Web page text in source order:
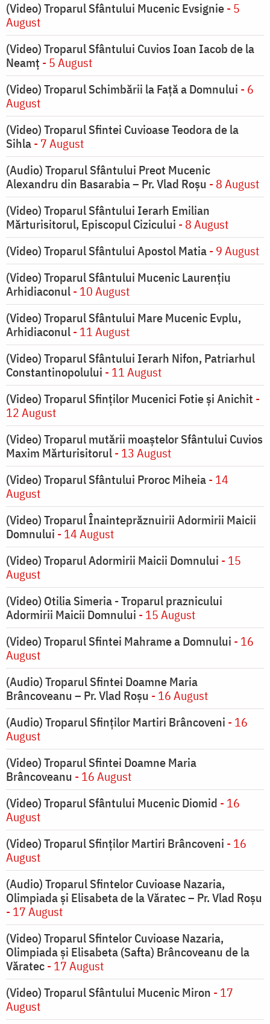
(Video) Troparul Sfântului Mucenic Evsignie- 5
August
(Video) Troparul Sfântului Cuvios Ioan Iacob de la
Neamț - 5 August
(Video) Troparul Schimbării la Față a Domnului - 6
August
(Video) Troparul Sfintei Cuvioase Teodora de la
Sihla- 7 August
(Audio) Troparul Sfântului Preot Mucenic
Alexandru din Basarabia – Pr. Vlad Roșu - 8 August
(Video) Troparul Sfântului Ierarh Emilian
Mărturisitorul, Episcopul Cizicului - 8 August
(Video) Troparul Sfântului Apostol Matia- 9 August
(Video) Troparul Sfântului Mucenic Laurențiu
Arhidiaconul- 10 August
(Video) Troparul Sfântului Mare Mucenic Evplu,
Arhidiaconul- 11 August
(Video) Troparul Sfântului Ierarh Nifon, Patriarhul
Constantinopolului - 11 August
(Video) Troparul Sfinților Mucenici Fotie și Anichit -
12 August
(Video) Troparul mutării moaștelor Sfântului Cuvios
Maxim Mărturisitorul- 13 August
(Video) Troparul Sfântului Proroc Miheia- 14
August
(Video) Troparul Înainteprăznuirii Adormirii Maicii
Domnului - 14 August
(Video) Troparul Adormirii Maicii Domnului - 15
August
(Video) Otilia Simeria - Troparul praznicului
Adormirii Maicii Domnului - 15 August
(Video) Troparul Sfintei Mahrame a Domnului - 16
August
(Audio) Troparul Sfintei Doamne Maria
Brâncoveanu – Pr. Vlad Roșu - 16 August
(Audio) Troparul Sfinților Martiri Brâncoveni - 16
August
(Video) Troparul Sfintei Doamne Maria
Brâncoveanu - 16 August
(Video) Troparul Sfântului Mucenic Diomid - 16
August
(Video) Troparul Sfinților Martiri Brâncoveni - 16
August
(Audio) Troparul Sfintelor Cuvioase Nazaria,
Olimpiada și Elisabeta de la Văratec – Pr. Vlad Roșu
- 17 August
(Video) Troparul Sfintelor Cuvioase Nazaria,
Olimpiada și Elisabeta (Safta) Brâncoveanu de la
Văratec- 17 August
(Video) Troparul Sfântului Mucenic Miron - 17
August